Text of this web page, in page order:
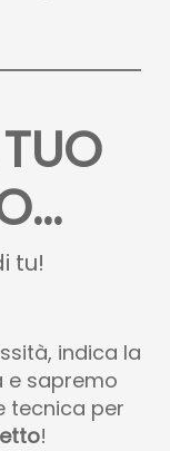
tu!
indica la
e sapremo
tecnica per
!